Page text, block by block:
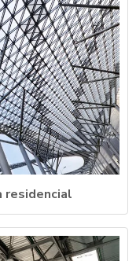
residencial